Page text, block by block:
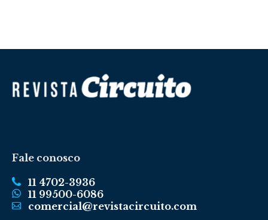
Fale conosco
11 4702-3936
11 99500-6086
comercial@revistacircuito.com